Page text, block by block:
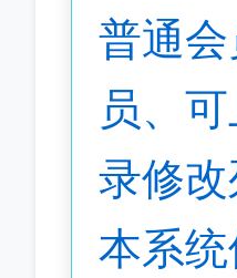
普通
员、
录修
本系